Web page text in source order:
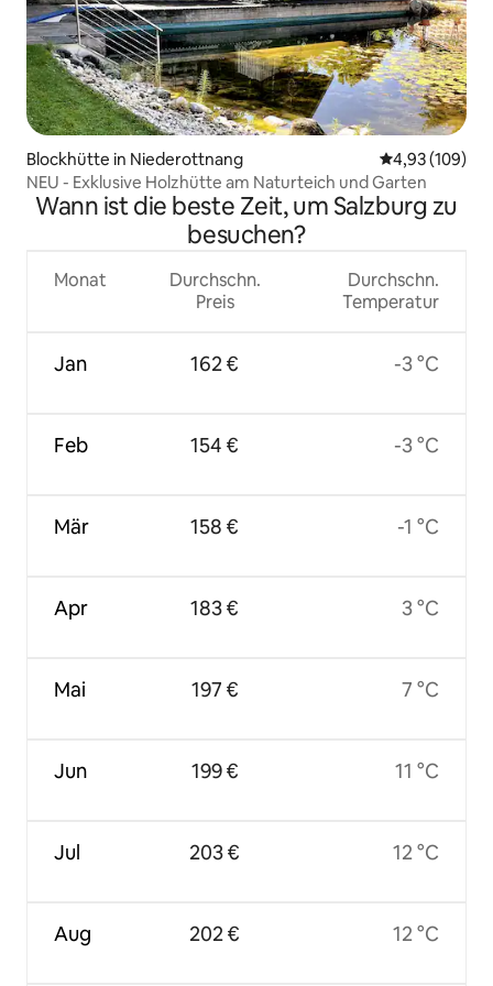
Blockhütte in Niederottnang
4,93 (109)
NEU - Exklusive Holzhütte am Naturteich und Garten
Wann ist die beste Zeit, um Salzburg zu
besuchen?
Monat
Jan
Feb
Mär
Apr
Mai
Jun
Jul
Aug
Durchschn.
Preis
162 €
154 €
158 €
183 €
197 €
199 €
203 €
202 €
Durchschn.
Temperatur
-3 °C
-3 °C
-1 °C
3 °C
7 °C
11 °C
12 °C
12 °C